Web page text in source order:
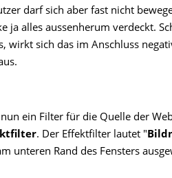
darf sich aber fast nicht
ja alles aussenherum verdeckt.
wirkt sich das im Anschluss
ein Filter für die Quelle der
. Der Effektfilter lautet "
unteren Rand des Fensters